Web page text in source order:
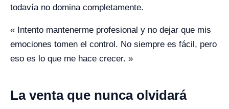
todavía no domina completamente.
« Intento mantenerme profesional y no dejar que mis
emociones tomen el control. No siempre es fácil, pero
eso es lo que me hace crecer. »
La venta que nunca olvidará